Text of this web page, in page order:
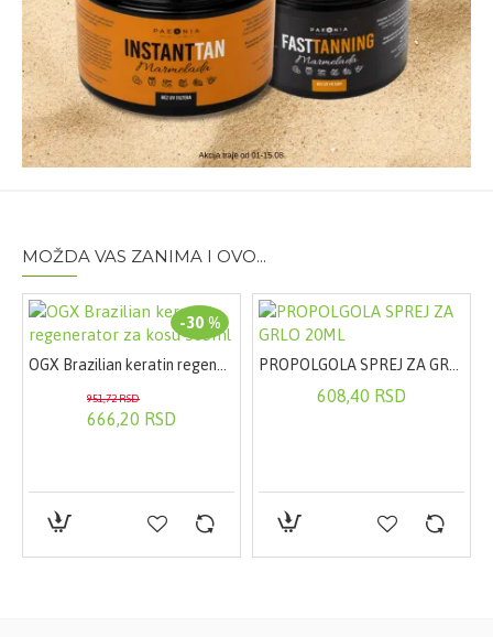
MOŽDA VAS ZANIMA I OVO...
-30 %
666,20 RSD
951,72 RSD 608,40 RSD